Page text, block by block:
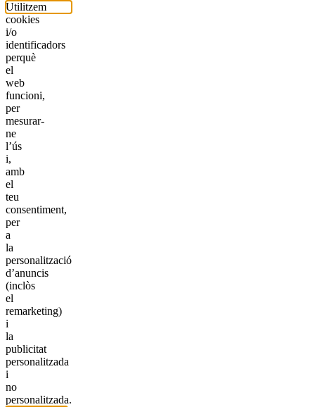
Utilitzem
cookies
i/o
identificadors
perquè
el
web
funcioni,
per
mesurar-
ne
l’ús
i,
amb
el
teu
consentiment,
per
a
la
personalització
d’anuncis
(inclòs
el
remarketing)
i
la
publicitat
personalitzada
i
no
personalitzada.